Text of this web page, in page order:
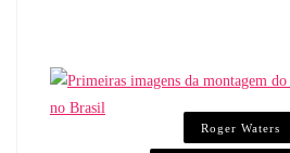
Roger Waters